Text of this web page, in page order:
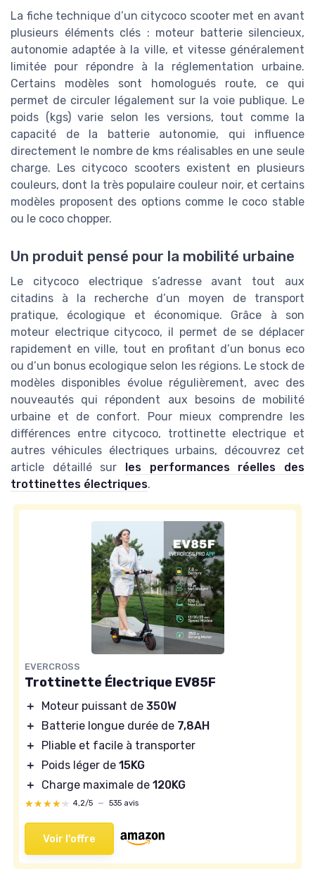
La fiche technique d’un citycoco scooter met en avant
plusieurs éléments clés : moteur batterie silencieux,
autonomie adaptée à la ville, et vitesse généralement
limitée pour répondre à la réglementation urbaine.
Certains modèles sont homologués route, ce qui
permet de circuler légalement sur la voie publique. Le
poids (kgs) varie selon les versions, tout comme la
capacité de la batterie autonomie, qui influence
directement le nombre de kms réalisables en une seule
charge. Les citycoco scooters existent en plusieurs
couleurs, dont la très populaire couleur noir, et certains
modèles proposent des options comme le coco stable
ou le coco chopper.
Un produit pensé pour la mobilité urbaine
Le citycoco electrique s’adresse avant tout aux
citadins à la recherche d’un moyen de transport
pratique, écologique et économique. Grâce à son
moteur electrique citycoco, il permet de se déplacer
rapidement en ville, tout en profitant d’un bonus eco
ou d’un bonus ecologique selon les régions. Le stock de
modèles disponibles évolue régulièrement, avec des
nouveautés qui répondent aux besoins de mobilité
urbaine et de confort. Pour mieux comprendre les
différences entre citycoco, trottinette electrique et
autres véhicules électriques urbains, découvrez cet
article détaillé sur les performances réelles des
trottinettes électriques.
EVERCROSS
Trottinette Électrique EV85F
＋ Moteur puissant de 350W
＋
Batterie longue durée de 7,8AH
＋
Pliable et facile à transporter
＋
Poids léger de 15KG
＋
Charge maximale de 120KG
★★★★★
★★★★★ 4,2/5 — 535 avis
Voir l'offre